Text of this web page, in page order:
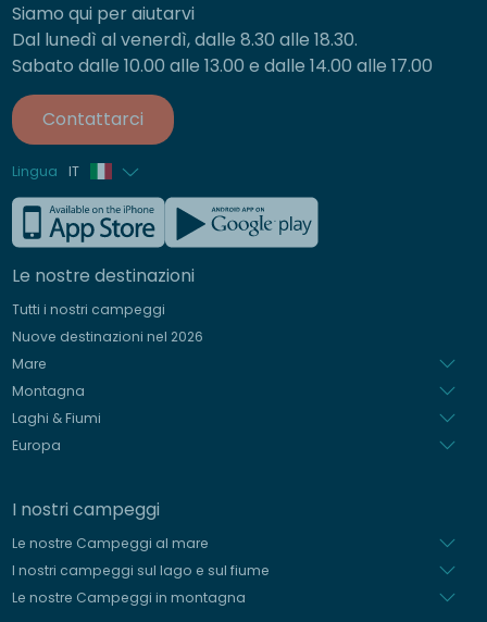
Siamo qui per aiutarvi
Dal lunedì al venerdì, dalle 8.30 alle 18.30.
Sabato dalle 10.00 alle 13.00 e dalle 14.00 alle 17.00
Contattarci
Lingua IT
Francese
Inglese
Tedesco
Spagnolo
Le nostre destinazioni
Tutti i nostri campeggi
Nuove destinazioni nel 2026
Mare
Montagna
Laghi & Fiumi
Europa
I nostri campeggi
Le nostre Campeggi al mare
I nostri campeggi sul lago e sul fiume
Le nostre Campeggi in montagna